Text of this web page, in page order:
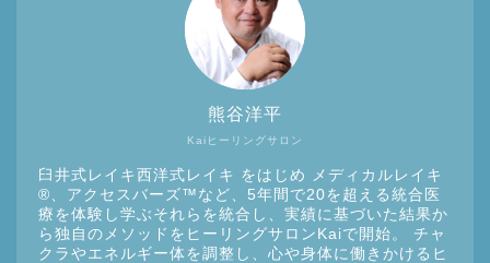
Kaiヒーリングサロン
熊谷洋平
臼井式レイキ西洋式レイキ をはじめ メディカルレイキ
®︎、アクセスバーズ™など、5年間で20を超える統合医
療を体験し学ぶそれらを統合し、実績に基づいた結果か
ら独自のメソッドをヒーリングサロンKaiで開始。 チャ
クラやエネルギー体を調整し、心や身体に働きかけるヒ